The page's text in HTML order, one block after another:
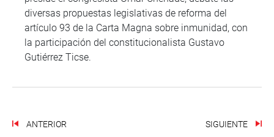
diversas propuestas legislativas de reforma del
artículo 93 de la Carta Magna sobre inmunidad, con
la participación del constitucionalista Gustavo
Gutiérrez Ticse.
ANTERIOR SIGUIENTE